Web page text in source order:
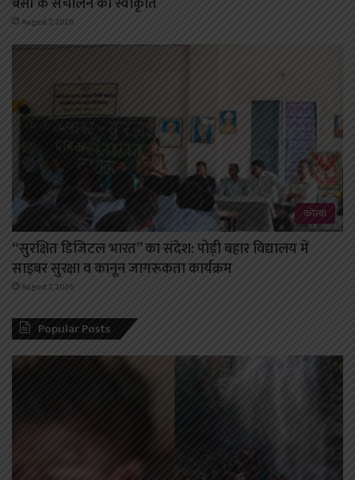
August 7, 2026
कोरबा
“सुरक्षित डिजिटल भारत” का संदेश: पोड़ी बहार विद्यालय में
साइबर सुरक्षा व कानून जागरूकता कार्यक्रम
August 7, 2026
Popular Posts